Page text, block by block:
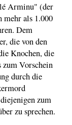
Arminu" (der
mehr als 1.000
Dem
die von den
Knochen, die
zum Vorschein
durch die
zum
zu sprechen.